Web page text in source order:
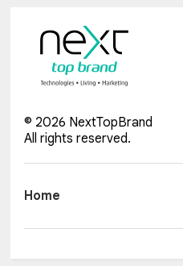
© 2026 NextTopBrand
All rights reserved.
Home